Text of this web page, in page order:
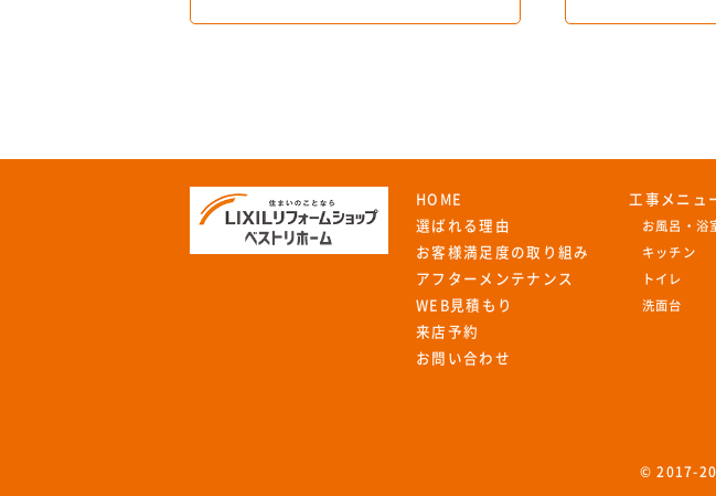
HOME
選ばれる理由
お客様満足度の取り組み
アフターメンテナンス
WEB見積もり
来店予約
お問い合わせ
工事メニュ
お風呂・浴
キッチン
トイレ
洗面台
© 2017-